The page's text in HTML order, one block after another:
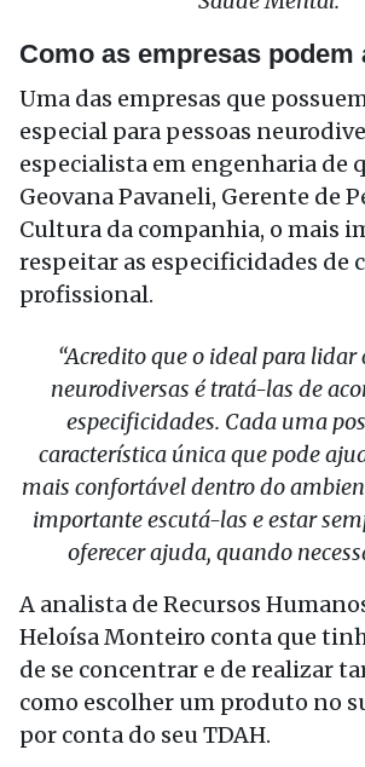
Como as empresas podem
Uma das empresas que
especial para pessoas
especialista em engenharia de
Geovana Pavaneli, Gerente de
Cultura da companhia, o mais
respeitar as especificidades de
profissional.
“Acredito que o ideal para lidar
neurodiversas é tratá-las de
especificidades. Cada uma
característica única que pode
mais confortável dentro do
importante escutá-las e estar
oferecer ajuda, quando
A analista de Recursos
Heloísa Monteiro conta que
de se concentrar e de realizar
como escolher um produto no
por conta do seu TDAH.